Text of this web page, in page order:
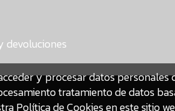
devoluciones
y procesar datos personales
tratamiento de datos
Política de Cookies en este sitio